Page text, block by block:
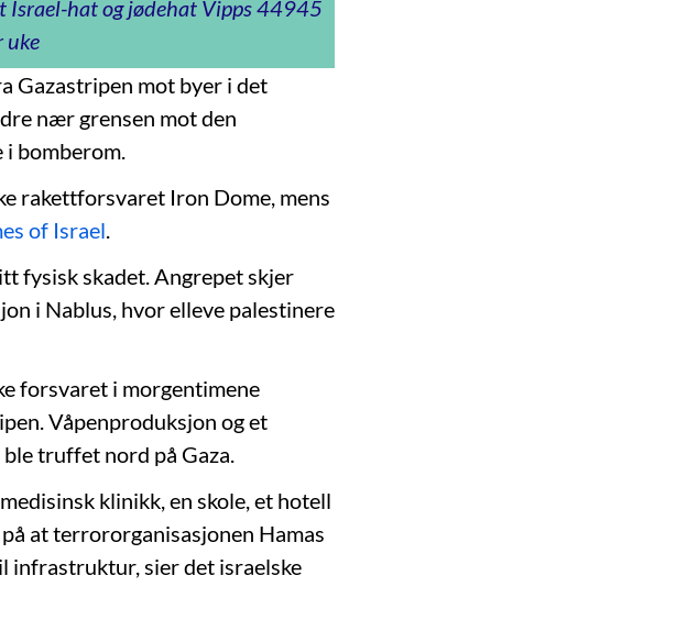
Israel-hat og jødehat Vipps 44945
uke
Gazastripen mot byer i det
nær grensen mot den
i bomberom.
rakettforsvaret Iron Dome, mens
of Israel.
fysisk skadet. Angrepet skjer
i Nablus, hvor elleve palestinere
forsvaret i morgentimene
Våpenproduksjon og et
truffet nord på Gaza.
klinikk, en skole, et hotell
at terrororganisasjonen Hamas
infrastruktur, sier det israelske